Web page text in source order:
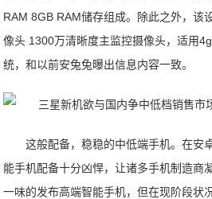
RAM 8GB RAM储存组成。除此之外，该
像头 1300万清晰度主监控摄像头，适用
统，和以前安兔兔曝出信息内容一致。
这般配备，稳稳的中低端手机。在安
能手机配备十分凶悍，让诸多手机制造商
一味的发布高端智能手机，但在现阶段状